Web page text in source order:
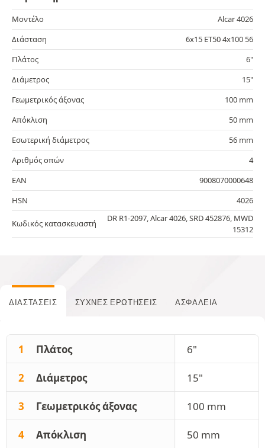
Μοντέλο
Alcar 4026
Διάσταση
6x15 ET50 4x100 56
Πλάτος
6"
Διάμετρος
15"
Γεωμετρικός άξονας
100 mm
Απόκλιση
50 mm
Εσωτερική διάμετρος
56 mm
Αριθμός οπών
4
EAN
9008070000648
HSN
4026
Κωδικός κατασκευαστή
DR R1-2097, Alcar 4026, SRD 452876, MWD
15312
ΔΙΑΣΤΆΣΕΙΣ ΣΥΧΝΈΣ ΕΡΩΤΉΣΕΙΣ ΑΣΦΆΛΕΙΑ
1 Πλάτος 6"
2 Διάμετρος 15"
3 Γεωμετρικός άξονας 100 mm
4 Απόκλιση 50 mm